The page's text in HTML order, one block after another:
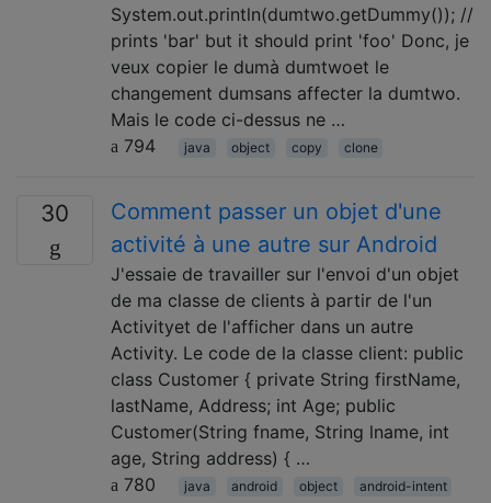
System.out.println(dumtwo.getDummy()); //
prints 'bar' but it should print 'foo' Donc, je
veux copier le dumà dumtwoet le
changement dumsans affecter la dumtwo.
Mais le code ci-dessus ne …
794
java object copy clone
30
Comment passer un objet d'une
activité à une autre sur Android
J'essaie de travailler sur l'envoi d'un objet
de ma classe de clients à partir de l'un
Activityet de l'afficher dans un autre
Activity. Le code de la classe client: public
class Customer { private String firstName,
lastName, Address; int Age; public
Customer(String fname, String lname, int
age, String address) { …
780
java android object
android-intent